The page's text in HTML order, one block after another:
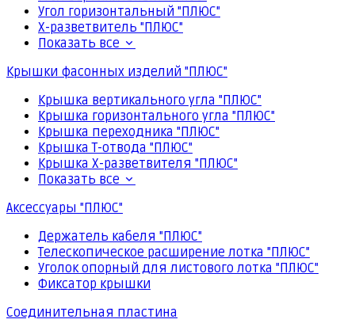
Угол горизонтальный "ПЛЮС"
Х-разветвитель "ПЛЮС"
Показать все
Крышки фасонных изделий "ПЛЮС"
Крышка вертикального угла "ПЛЮС"
Крышка горизонтального угла "ПЛЮС"
Крышка переходника "ПЛЮС"
Крышка Т-отвода "ПЛЮС"
Крышка Х-разветвителя "ПЛЮС"
Показать все
Аксессуары "ПЛЮС"
Держатель кабеля "ПЛЮС"
Телескопическое расширение лотка "ПЛЮС"
Уголок опорный для листового лотка "ПЛЮС"
Фиксатор крышки
Соединительная пластина